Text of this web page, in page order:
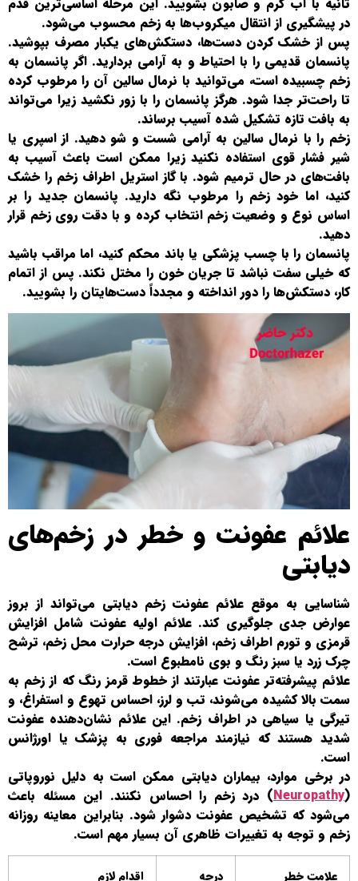
در پیشگیری از انتقال میکروب‌ها به زخم محسوب می‌شود.
پس از خشک کردن دست‌ها، دستکش‌های یکبار مصرف بپوشید.
پانسمان قدیمی را با احتیاط و به آرامی بردارید. اگر پانسمان به
زخم چسبیده است، می‌توانید با نرمال سالین آن را مرطوب کرده
تا راحت‌تر جدا شود. هرگز پانسمان را با زور نکشید زیرا می‌تواند
به بافت تازه تشکیل شده آسیب برساند.
زخم را با نرمال سالین به آرامی شست و شو دهید. از اسپری یا
شیر فشار قوی استفاده نکنید زیرا ممکن است باعث آسیب به
بافت‌های در حال ترمیم شود. با گاز استریل اطراف زخم را خشک
کنید، اما خود زخم را مرطوب نگه دارید. پانسمان جدید را بر
اساس نوع و وضعیت زخم انتخاب کرده و با دقت روی زخم قرار
دهید.
پانسمان را با چسب پزشکی یا باند محکم کنید، اما مراقب باشید
که خیلی سفت نباشد تا جریان خون را مختل نکند. پس از اتمام
کار، دستکش‌ها را دور انداخته و مجدداً دست‌هایتان را بشویید.
علائم عفونت و خطر در زخم‌های
دیابتی
شناسایی به موقع علائم عفونت زخم دیابتی می‌تواند از بروز
عوارض جدی جلوگیری کند. علائم اولیه عفونت شامل افزایش
قرمزی و تورم اطراف زخم، افزایش درجه حرارت محل زخم، ترشح
چرک زرد یا سبز رنگ و بوی نامطبوع است.
علائم پیشرفته‌تر عفونت عبارتند از خطوط قرمز رنگ که از زخم به
سمت بالا کشیده می‌شوند، تب و لرز، احساس تهوع و استفراغ، و
تیرگی یا سیاهی در اطراف زخم. این علائم نشان‌دهنده عفونت
شدید هستند که نیازمند مراجعه فوری به پزشک یا اورژانس
است.
در برخی موارد، بیماران دیابتی ممکن است به دلیل نوروپاتی
(
Neuropathy) درد زخم را احساس نکنند. این مسئله باعث
می‌شود که تشخیص عفونت دشوار شود. بنابراین معاینه روزانه
زخم و توجه به تغییرات ظاهری آن بسیار مهم است.
علامت خطر درجه اقدام لازم